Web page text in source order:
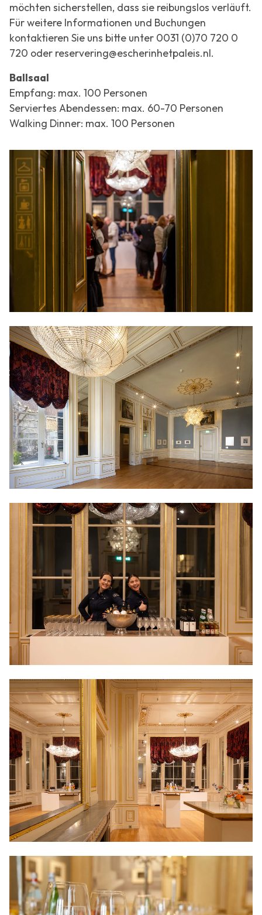
möchten sicherstellen, dass sie reibungslos verläuft.
Für weitere Informationen und Buchungen
kontaktieren Sie uns bitte unter 0031 (0)70 720 0
720 oder reservering@escherinhetpaleis.nl.
Ballsaal
Empfang: max. 100 Personen
Serviertes Abendessen: max. 60-70 Personen
Walking Dinner: max. 100 Personen